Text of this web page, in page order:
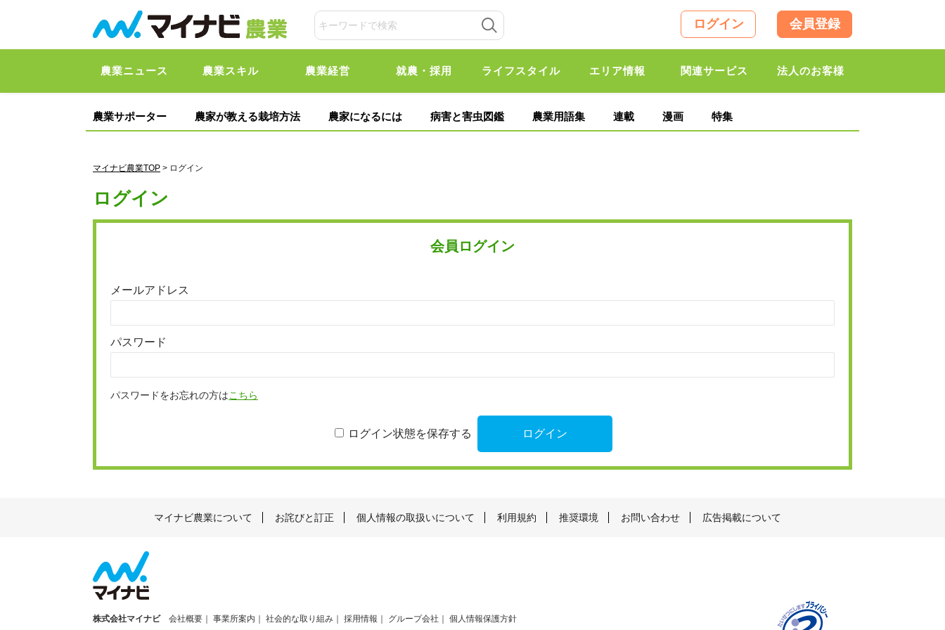
ログイン 会員登録
農業ニュース 農業スキル 農業経営 就農・採用 ライフスタイル エリア情報 関連サービス 法人のお客様
農業サポーター 農家が教える栽培方法 農家になるには 病害と害虫図鑑 農業用語集 連載 漫画 特集
マイナビ農業TOP > ログイン
ログイン
会員ログイン
メールアドレス
パスワード
パスワードをお忘れの方はこちら
ログイン状態を保存する
マイナビ農業について お詫びと訂正 個人情報の取扱いについて 利用規約 推奨環境 お問い合わせ 広告掲載について
株式会社マイナビ 会社概要 事業所案内 社会的な取り組み 採用情報 グループ会社 個人情報保護方針